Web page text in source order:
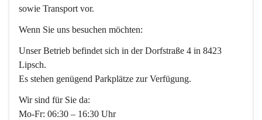
sowie Transport vor.
Wenn Sie uns besuchen möchten:
Unser Betrieb befindet sich in der Dorfstraße 4 in 8423
Lipsch.
Es stehen genügend Parkplätze zur Verfügung.
Wir sind für Sie da:
Mo-Fr: 06:30 – 16:30 Uhr